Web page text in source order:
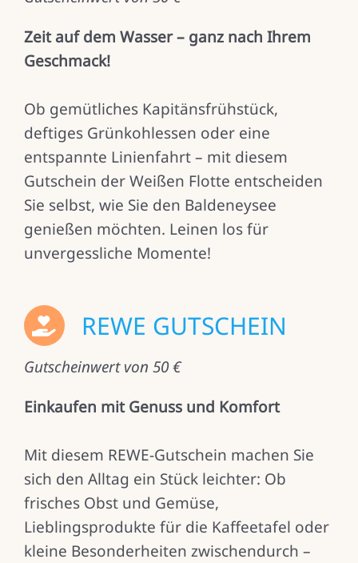
Zeit auf dem Wasser – ganz nach Ihrem
Geschmack!
Ob gemütliches Kapitänsfrühstück,
deftiges Grünkohlessen oder eine
entspannte Linienfahrt – mit diesem
Gutschein der Weißen Flotte entscheiden
Sie selbst, wie Sie den Baldeneysee
genießen möchten. Leinen los für
unvergessliche Momente!
REWE GUTSCHEIN
Gutscheinwert von 50 €
Einkaufen mit Genuss und Komfort
Mit diesem REWE-Gutschein machen Sie
sich den Alltag ein Stück leichter: Ob
frisches Obst und Gemüse,
Lieblingsprodukte für die Kaffeetafel oder
kleine Besonderheiten zwischendurch –